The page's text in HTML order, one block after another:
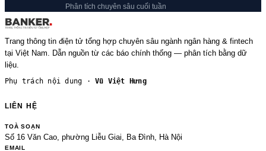
Phân tích chuyên sâu cuối tuần
Trang thông tin điện tử tổng hợp chuyên sâu ngành ngân hàng & fintech
tại Việt Nam. Dẫn nguồn từ các báo chính thống — phân tích bằng dữ
liệu.
Phụ trách nội dung ·Vũ Việt Hưng
LIÊN HỆ
TOÀ SOẠN
Số 16 Văn Cao, phường Liễu Giai, Ba Đình, Hà Nội
EMAIL